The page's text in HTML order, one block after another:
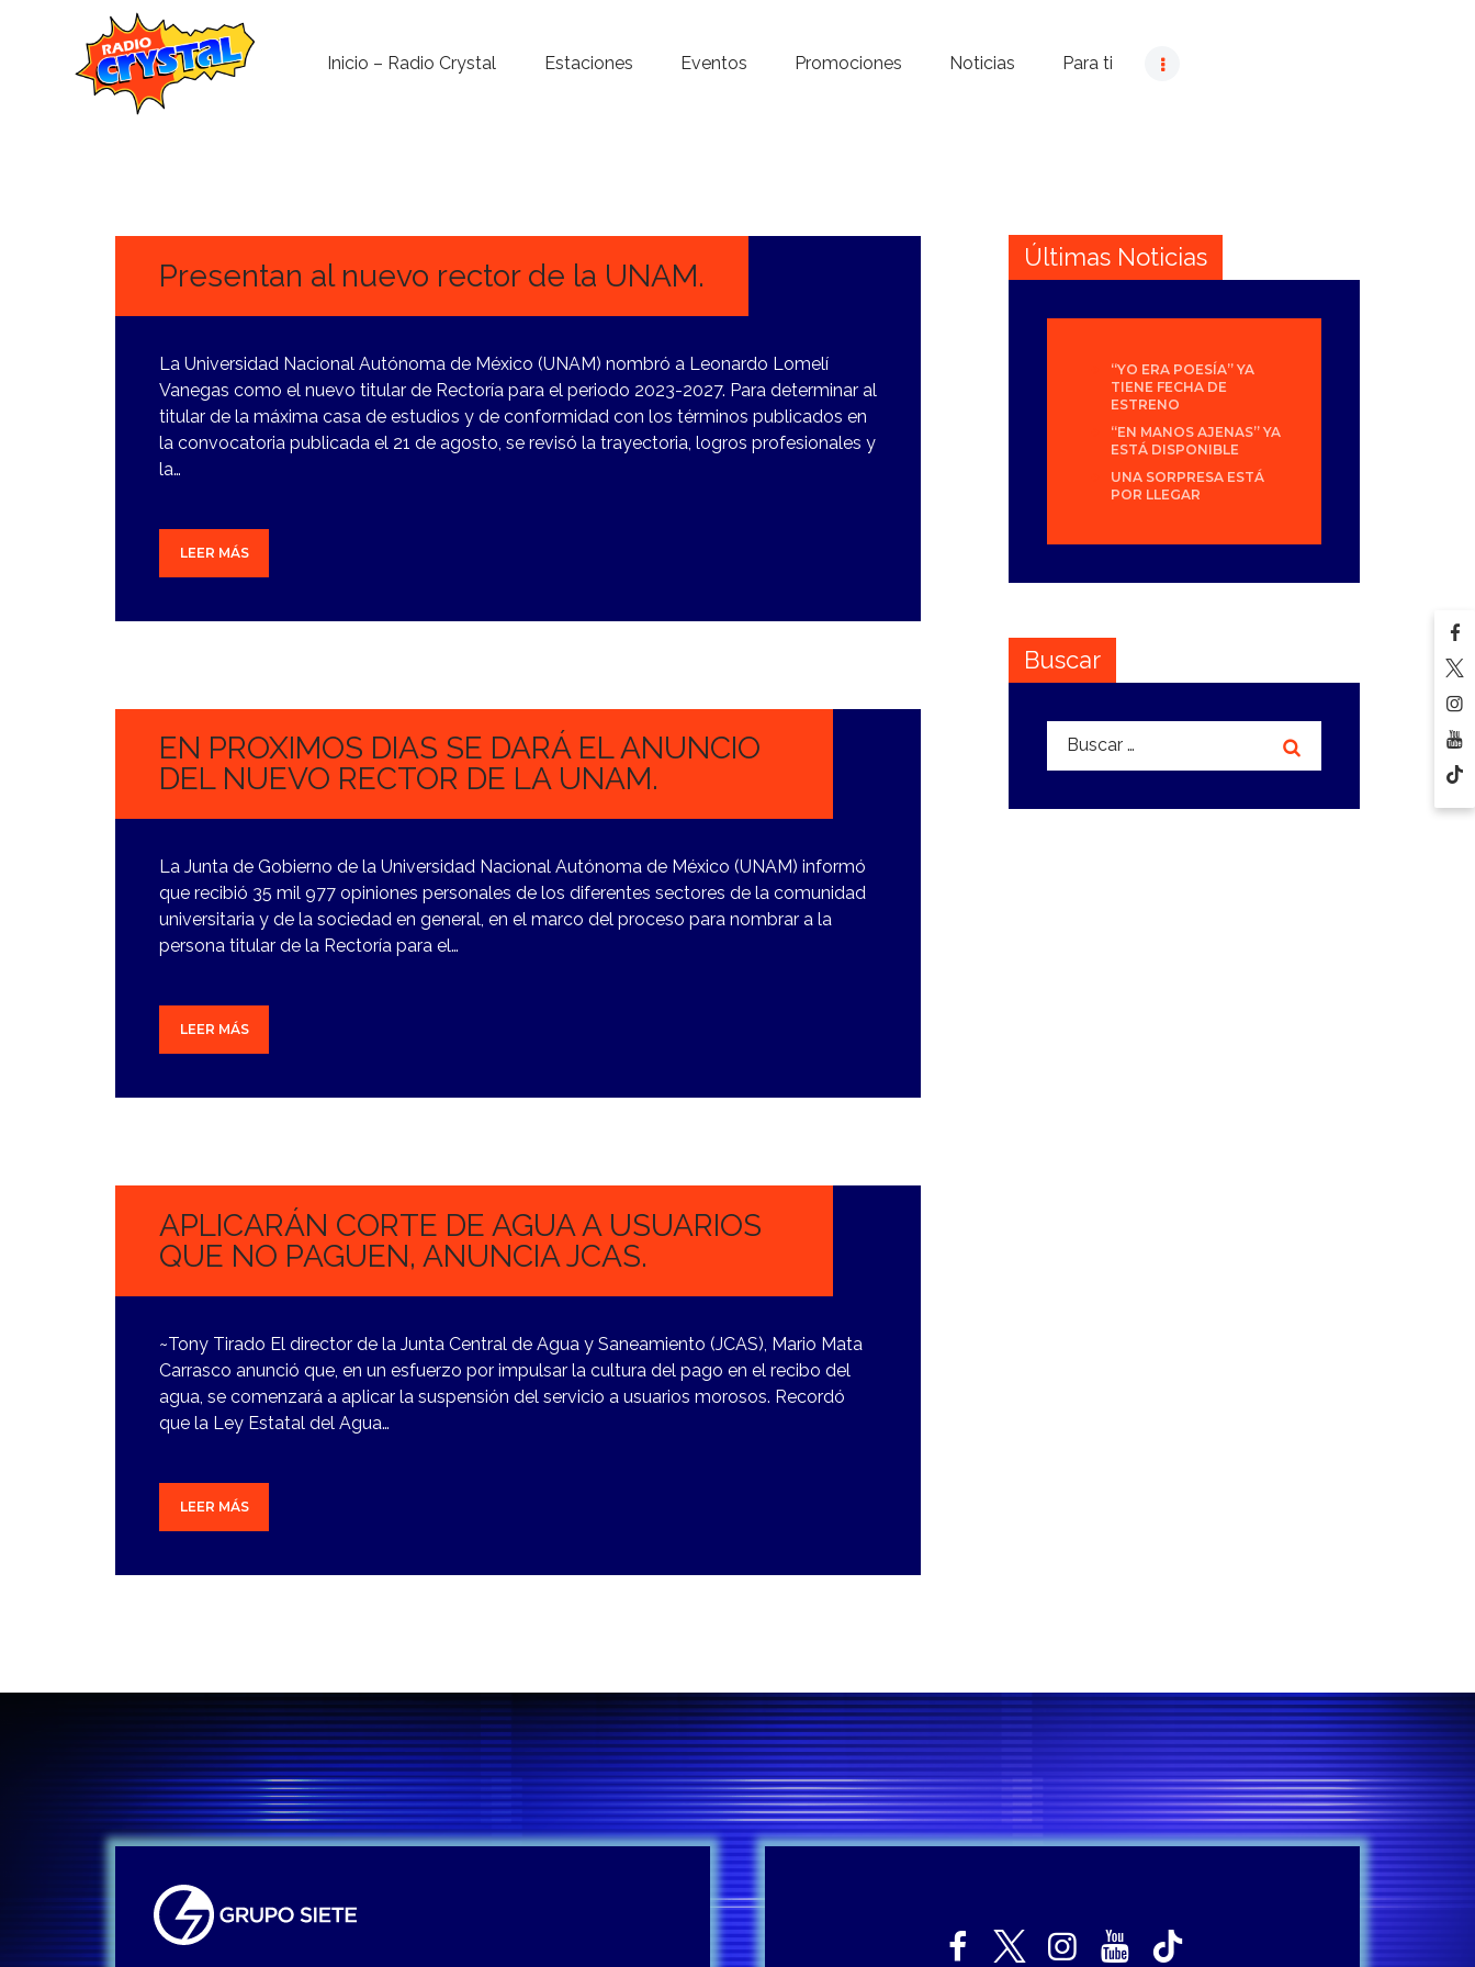
Inicio – Radio Crystal Estaciones Eventos Promociones Noticias Para ti
Noticias
Para ti
Contacto
Presentan al nuevo rector de la UNAM.
La Universidad Nacional Autónoma de México (UNAM) nombró a Leonardo Lomelí
Vanegas como el nuevo titular de Rectoría para el periodo 2023-2027. Para determinar al
titular de la máxima casa de estudios y de conformidad con los términos publicados en
la convocatoria publicada el 21 de agosto, se revisó la trayectoria, logros profesionales y
la…
LEER MÁS
EN PROXIMOS DIAS SE DARÁ EL ANUNCIO
DEL NUEVO RECTOR DE LA UNAM.
La Junta de Gobierno de la Universidad Nacional Autónoma de México (UNAM) informó
que recibió 35 mil 977 opiniones personales de los diferentes sectores de la comunidad
universitaria y de la sociedad en general, en el marco del proceso para nombrar a la
persona titular de la Rectoría para el…
LEER MÁS
APLICARÁN CORTE DE AGUA A USUARIOS
QUE NO PAGUEN, ANUNCIA JCAS.
~Tony Tirado El director de la Junta Central de Agua y Saneamiento (JCAS), Mario Mata
Carrasco anunció que, en un esfuerzo por impulsar la cultura del pago en el recibo del
agua, se comenzará a aplicar la suspensión del servicio a usuarios morosos. Recordó
que la Ley Estatal del Agua…
LEER MÁS
Últimas Noticias
“YO ERA POESÍA” YA
TIENE FECHA DE
ESTRENO
“EN MANOS AJENAS” YA
ESTÁ DISPONIBLE
UNA SORPRESA ESTÁ
POR LLEGAR
Buscar
Buscar: